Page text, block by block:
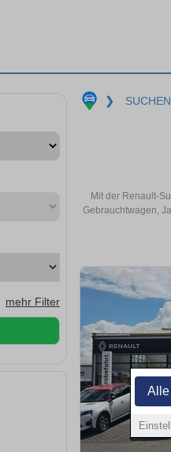
Alle
mehr Filter
❯ SUCHEN
Mit der Renault-
Gebrauchtwagen,